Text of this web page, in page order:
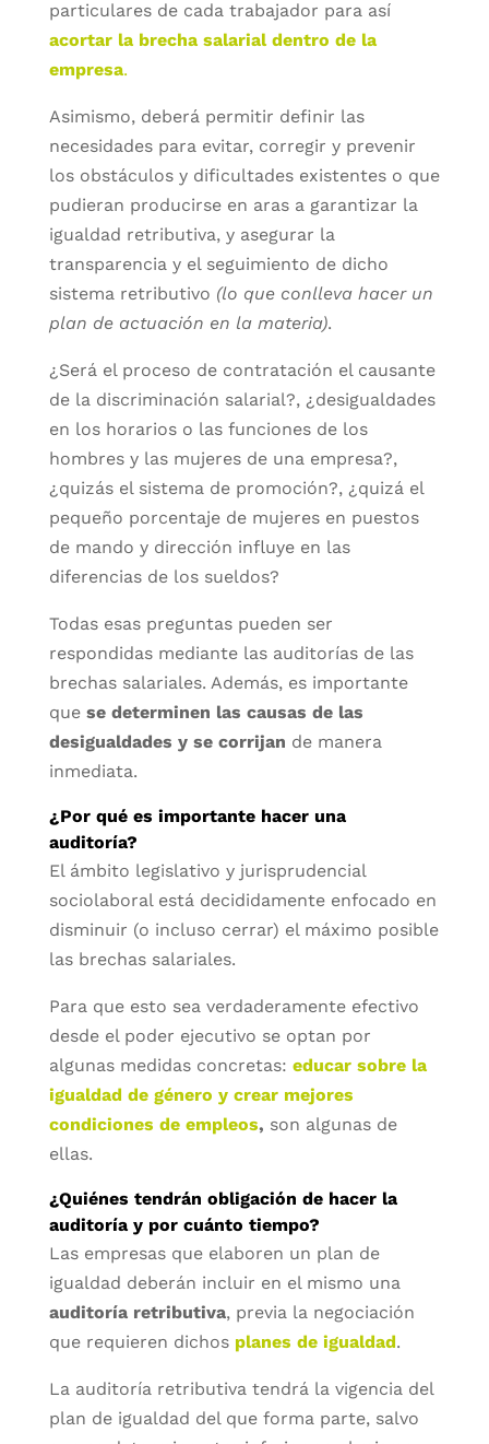
particulares de cada trabajador para así
acortar la brecha salarial dentro de la
empresa.
Asimismo, deberá permitir definir las
necesidades para evitar, corregir y prevenir
los obstáculos y dificultades existentes o que
pudieran producirse en aras a garantizar la
igualdad retributiva, y asegurar la
transparencia y el seguimiento de dicho
sistema retributivo (lo que conlleva hacer un
plan de actuación en la materia).
¿Será el proceso de contratación el causante
de la discriminación salarial?, ¿desigualdades
en los horarios o las funciones de los
hombres y las mujeres de una empresa?,
¿quizás el sistema de promoción?, ¿quizá el
pequeño porcentaje de mujeres en puestos
de mando y dirección influye en las
diferencias de los sueldos?
Todas esas preguntas pueden ser
respondidas mediante las auditorías de las
brechas salariales. Además, es importante
que se determinen las causas de las
desigualdades y se corrijan de manera
inmediata.
¿Por qué es importante hacer una
auditoría?
El ámbito legislativo y jurisprudencial
sociolaboral está decididamente enfocado en
disminuir (o incluso cerrar) el máximo posible
las brechas salariales.
Para que esto sea verdaderamente efectivo
desde el poder ejecutivo se optan por
algunas medidas concretas: educar sobre la
igualdad de género y crear mejores
condiciones de empleos, son algunas de
ellas.
¿Quiénes tendrán obligación de hacer la
auditoría y por cuánto tiempo?
Las empresas que elaboren un plan de
igualdad deberán incluir en el mismo una
auditoría retributiva, previa la negociación
que requieren dichos planes de igualdad.
La auditoría retributiva tendrá la vigencia del
plan de igualdad del que forma parte, salvo